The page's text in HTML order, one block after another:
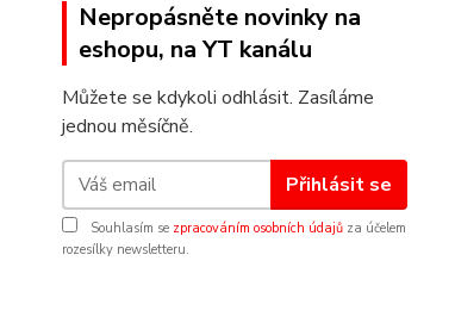
Nepropásněte novinky na
eshopu, na YT kanálu
Můžete se kdykoli odhlásit. Zasíláme
jednou měsíčně.
Přihlásit se
Souhlasím se zpracováním osobních údajů za účelem
rozesílky newsletteru.